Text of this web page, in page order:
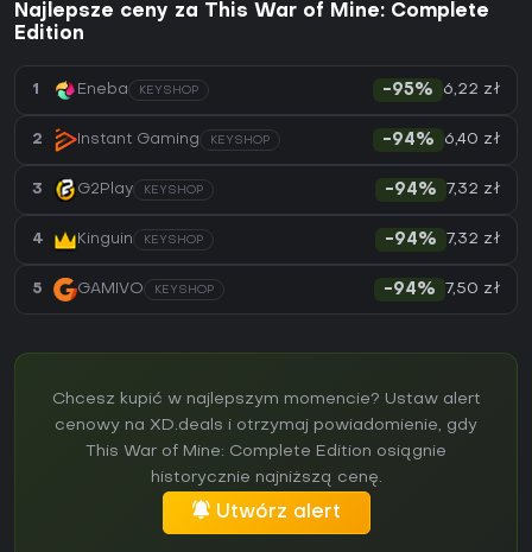
Najlepsze ceny za This War of Mine: Complete
Edition
1 Eneba KEYSHOP -95% 6,22 zł
2 Instant Gaming KEYSHOP -94% 6,40 zł
3 G2Play KEYSHOP -94% 7,32 zł
4 Kinguin KEYSHOP -94% 7,32 zł
5 GAMIVO KEYSHOP -94% 7,50 zł
Chcesz kupić w najlepszym momencie? Ustaw alert
cenowy na XD.deals i otrzymaj powiadomienie, gdy
This War of Mine: Complete Edition osiągnie
historycznie najniższą cenę.
Utwórz alert